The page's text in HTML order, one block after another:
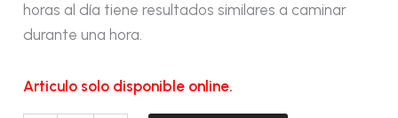
horas al día tiene resultados similares a caminar
durante una hora.
Articulo solo disponible online.